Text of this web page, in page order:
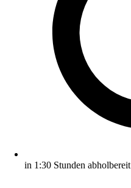
in 1:30 Stunden abholbereit